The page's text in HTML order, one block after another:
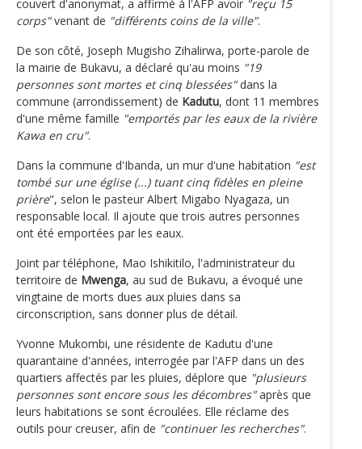
couvert d'anonymat, a affirmé à l'AFP avoir "reçu 15
corps"venant de "différents coins de la ville".
De son côté, Joseph Mugisho Zihalirwa, porte-parole de
la mairie de Bukavu, a déclaré qu'au moins "19
personnes sont mortes et cinq blessées"dans la
commune (arrondissement) de Kadutu, dont 11 membres
d'une même famille "emportés par les eaux de la rivière
Kawa en cru".
Dans la commune d'Ibanda, un mur d'une habitation "est
tombé sur une église (...) tuant cinq fidèles en pleine
prière", selon le pasteur Albert Migabo Nyagaza, un
responsable local. Il ajoute que trois autres personnes
ont été emportées par les eaux.
Joint par téléphone, Mao Ishikitilo, l'administrateur du
territoire de Mwenga, au sud de Bukavu, a évoqué une
vingtaine de morts dues aux pluies dans sa
circonscription, sans donner plus de détail.
Yvonne Mukombi, une résidente de Kadutu d'une
quarantaine d'années, interrogée par l'AFP dans un des
quartiers affectés par les pluies, déplore que "plusieurs
personnes sont encore sous les décombres"après que
leurs habitations se sont écroulées. Elle réclame des
outils pour creuser, afin de "continuer les recherches".